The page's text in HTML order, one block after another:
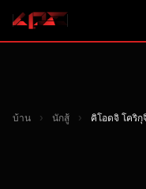
บ้าน › นักสู้ › คิโอดจิ โคริกุ